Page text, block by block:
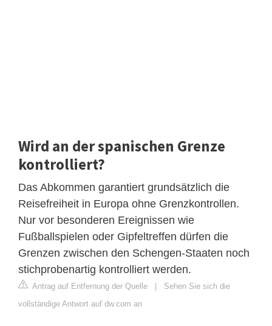
Wird an der spanischen Grenze
kontrolliert?
Das Abkommen garantiert grundsätzlich die
Reisefreiheit in Europa ohne Grenzkontrollen.
Nur vor besonderen Ereignissen wie
Fußballspielen oder Gipfeltreffen dürfen die
Grenzen zwischen den Schengen-Staaten noch
stichprobenartig kontrolliert werden.
Antrag auf Entfernung der Quelle | Sehen Sie sich die
vollständige Antwort auf dw.com an